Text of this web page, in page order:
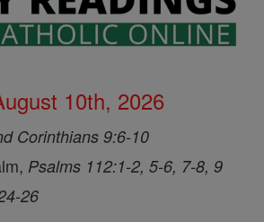
10th, 2026
Corinthians 9:6-10
Psalms 112:1-2, 5-6, 7-8, 9
26